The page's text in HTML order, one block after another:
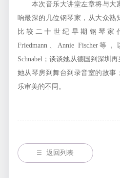
本次音乐大讲堂左章将与大
响最深的几位钢琴家，从大众熟
比较二十世纪早期钢琴家
Friedmann、Annie Fischer等
Schnabel；谈谈她从德国到深圳
她从琴房到舞台到录音室的故事
乐审美的不同。
返回列表